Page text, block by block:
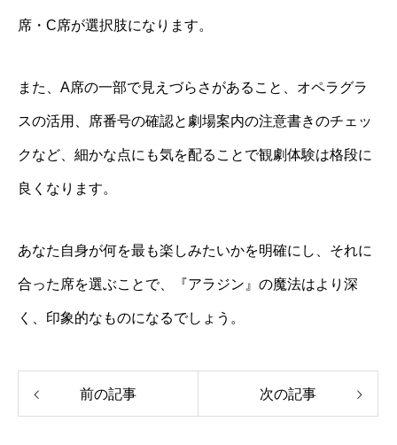
席・C席が選択肢になります。
また、A席の一部で見えづらさがあること、オペラグラ
スの活用、席番号の確認と劇場案内の注意書きのチェッ
クなど、細かな点にも気を配ることで観劇体験は格段に
良くなります。
あなた自身が何を最も楽しみたいかを明確にし、それに
合った席を選ぶことで、『アラジン』の魔法はより深
く、印象的なものになるでしょう。
前の記事 次の記事